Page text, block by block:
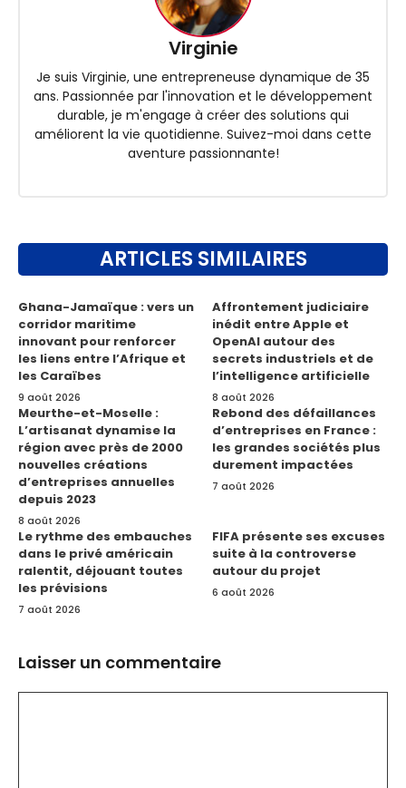
Virginie
Je suis Virginie, une entrepreneuse dynamique de 35
ans. Passionnée par l'innovation et le développement
durable, je m'engage à créer des solutions qui
améliorent la vie quotidienne. Suivez-moi dans cette
aventure passionnante!
ARTICLES SIMILAIRES
Ghana-Jamaïque : vers un
corridor maritime
innovant pour renforcer
les liens entre l’Afrique et
les Caraïbes
9 août 2026
Affrontement judiciaire
inédit entre Apple et
OpenAI autour des
secrets industriels et de
l’intelligence artificielle
8 août 2026
Meurthe-et-Moselle :
L’artisanat dynamise la
région avec près de 2000
nouvelles créations
d’entreprises annuelles
depuis 2023
8 août 2026
Rebond des défaillances
d’entreprises en France :
les grandes sociétés plus
durement impactées
7 août 2026
Le rythme des embauches
dans le privé américain
ralentit, déjouant toutes
les prévisions
7 août 2026
FIFA présente ses excuses
suite à la controverse
autour du projet
6 août 2026
Laisser un commentaire